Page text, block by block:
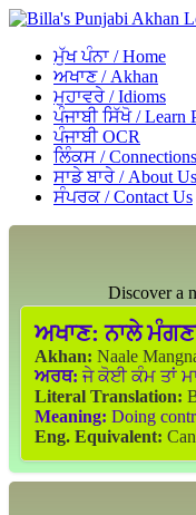
ਮੁੱਖ ਪੰਨਾ / Home
ਅਖਾਣ / Akhan
ਮੁਹਾਵਰੇ / Idioms
ਪੰਜਾਬੀ ਸਿੱਖੋ / Learn
ਪੰਜਾਬੀ OCR
ਲਿੰਕਸ / Connections
ਸਾਡੇ ਬਾਰੇ / About Us
ਸੰਪਰਕ / Contact Us
Discover a
ਅਖਾਣ: ਨਾਲੇ
Akhan: Naale
ਅਰਥ: ਜੇ ਕੋਈ ਕੰਮ ਤਾਂ
Literal Translation:
Meaning: Doing
Eng. Equivalent: